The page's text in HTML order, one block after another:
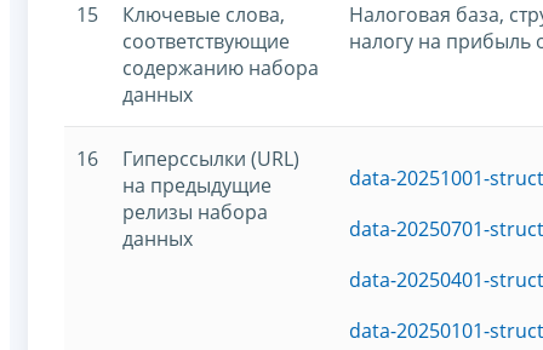
15
Ключевые слова,
соответствующие
содержанию набора
данных
Налоговая база,
налогу на прибыль
16
Гиперссылки (URL)
на предыдущие
релизы набора
данных
data-20251001-
data-20250701-
data-20250401-
data-20250101-